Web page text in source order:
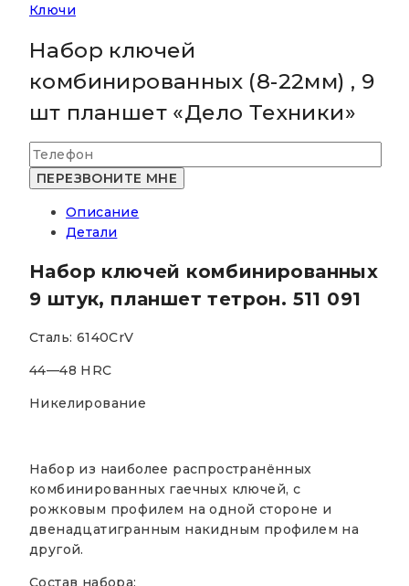
Ключи
Набор ключей
комбинированных (8-22мм) , 9
шт планшет «Дело Техники»
Описание
Детали
Набор ключей комбинированных
9 штук, планшет тетрон. 511 091
Сталь: 6140CrV
44—48 HRC
Никелирование
Набор из наиболее распространённых
комбинированных гаечных ключей, с
рожковым профилем на одной стороне и
двенадцатигранным накидным профилем на
другой.
Состав набора: